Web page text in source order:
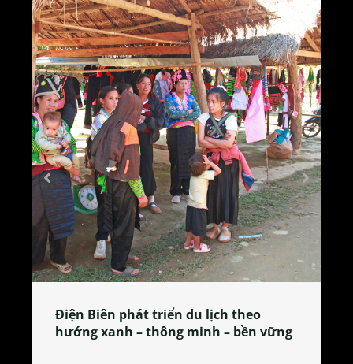
Làng làm bánh tẻ Phú Nhi – nơi lan
tỏa đặc sản xứ Đoài